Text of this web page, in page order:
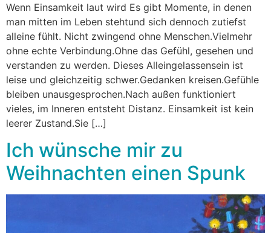
Wenn Einsamkeit laut wird Es gibt Momente, in denen
man mitten im Leben stehtund sich dennoch zutiefst
alleine fühlt. Nicht zwingend ohne Menschen.Vielmehr
ohne echte Verbindung.Ohne das Gefühl, gesehen und
verstanden zu werden. Dieses Alleingelassensein ist
leise und gleichzeitig schwer.Gedanken kreisen.Gefühle
bleiben unausgesprochen.Nach außen funktioniert
vieles, im Inneren entsteht Distanz. Einsamkeit ist kein
leerer Zustand.Sie […]
Ich wünsche mir zu
Weihnachten einen Spunk